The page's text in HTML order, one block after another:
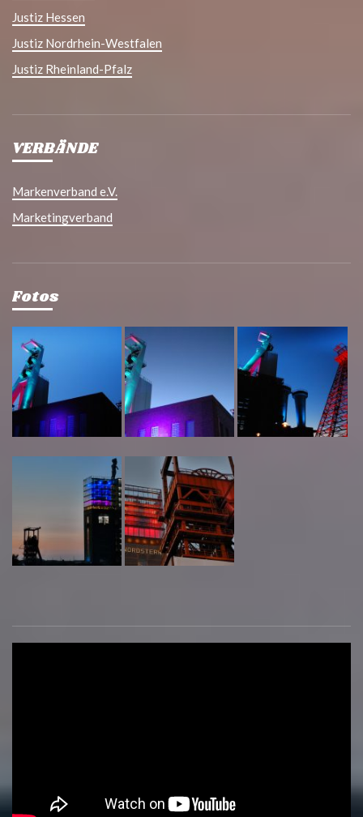
Justiz Hessen
Justiz Nordrhein-Westfalen
Justiz Rheinland-Pfalz
VERBÄNDE
Markenverband e.V.
Marketingverband
Fotos